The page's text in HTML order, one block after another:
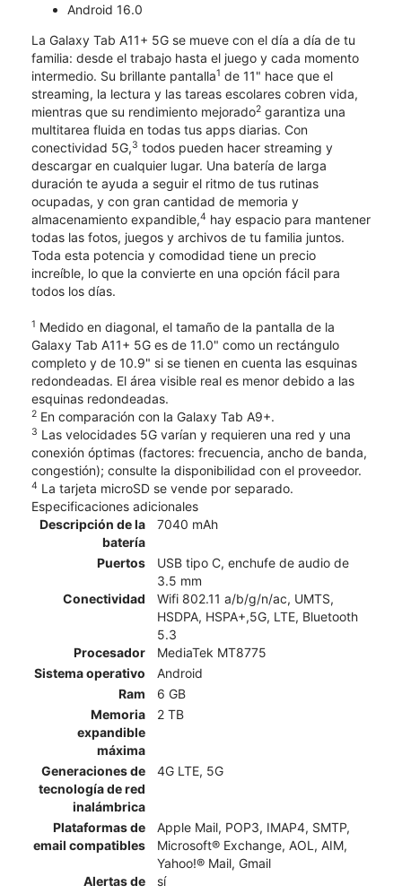
Android 16.0
La Galaxy Tab A11+ 5G se mueve con el día a día de tu
familia: desde el trabajo hasta el juego y cada momento
intermedio. Su brillante pantalla1 de 11" hace que el
streaming, la lectura y las tareas escolares cobren vida,
mientras que su rendimiento mejorado2 garantiza una
multitarea fluida en todas tus apps diarias. Con
conectividad 5G,3 todos pueden hacer streaming y
descargar en cualquier lugar. Una batería de larga
duración te ayuda a seguir el ritmo de tus rutinas
ocupadas, y con gran cantidad de memoria y
almacenamiento expandible,4 hay espacio para mantener
todas las fotos, juegos y archivos de tu familia juntos.
Toda esta potencia y comodidad tiene un precio
increíble, lo que la convierte en una opción fácil para
todos los días.
1 Medido en diagonal, el tamaño de la pantalla de la
Galaxy Tab A11+ 5G es de 11.0" como un rectángulo
completo y de 10.9" si se tienen en cuenta las esquinas
redondeadas. El área visible real es menor debido a las
esquinas redondeadas.
2 En comparación con la Galaxy Tab A9+.
3 Las velocidades 5G varían y requieren una red y una
conexión óptimas (factores: frecuencia, ancho de banda,
congestión); consulte la disponibilidad con el proveedor.
4 La tarjeta microSD se vende por separado.
Especificaciones adicionales
Descripción de la
batería
7040 mAh
Puertos
USB tipo C, enchufe de audio de
3.5 mm
Conectividad
Wifi 802.11 a/b/g/n/ac, UMTS,
HSDPA, HSPA+,5G, LTE, Bluetooth
5.3
Procesador
MediaTek MT8775
Sistema operativo
Android
Ram
6 GB
Memoria
expandible
máxima
2 TB
Generaciones de
tecnología de red
inalámbrica
4G LTE, 5G
Plataformas de
email compatibles
Apple Mail, POP3, IMAP4, SMTP,
Microsoft® Exchange, AOL, AIM,
Yahoo!® Mail, Gmail
Alertas de
sí